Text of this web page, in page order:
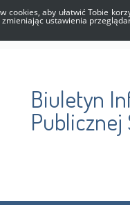
cookies, aby ułatwić Tobie
zmieniając ustawienia
Biuletyn
Publicznej